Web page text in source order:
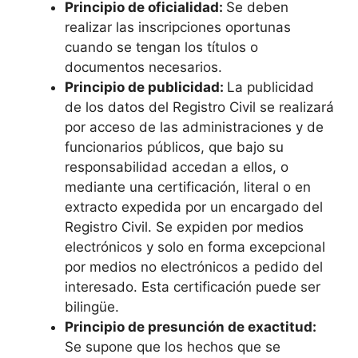
Principio de oficialidad: Se deben
realizar las inscripciones oportunas
cuando se tengan los títulos o
documentos necesarios.
Principio de publicidad: La publicidad
de los datos del Registro Civil se realizará
por acceso de las administraciones y de
funcionarios públicos, que bajo su
responsabilidad accedan a ellos, o
mediante una certificación, literal o en
extracto expedida por un encargado del
Registro Civil. Se expiden por medios
electrónicos y solo en forma excepcional
por medios no electrónicos a pedido del
interesado. Esta certificación puede ser
bilingüe.
Principio de presunción de exactitud:
Se supone que los hechos que se